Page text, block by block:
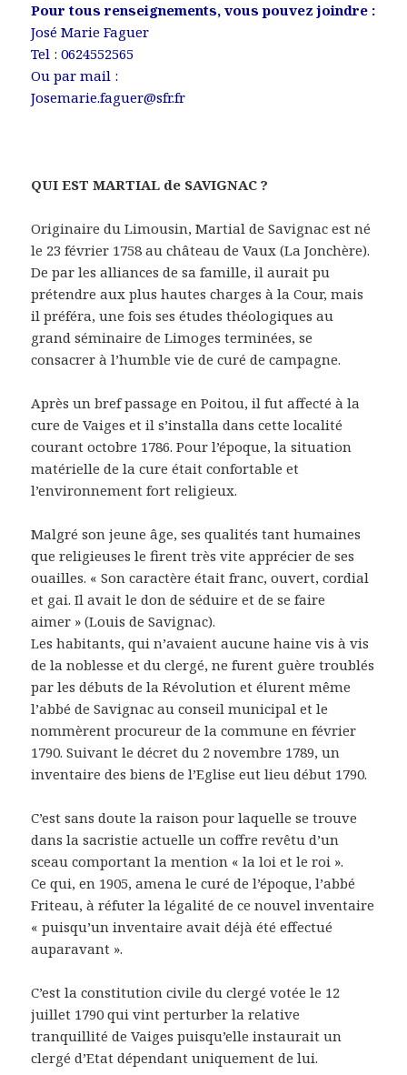
Pour tous renseignements, vous pouvez joindre :
José Marie Faguer
Tel : 0624552565
Ou par mail :
Josemarie.faguer@sfr.fr
QUI EST MARTIAL de SAVIGNAC ?
Originaire du Limousin, Martial de Savignac est né
le 23 février 1758 au château de Vaux (La Jonchère).
De par les alliances de sa famille, il aurait pu
prétendre aux plus hautes charges à la Cour, mais
il préféra, une fois ses études théologiques au
grand séminaire de Limoges terminées, se
consacrer à l’humble vie de curé de campagne.
Après un bref passage en Poitou, il fut affecté à la
cure de Vaiges et il s’installa dans cette localité
courant octobre 1786. Pour l’époque, la situation
matérielle de la cure était confortable et
l’environnement fort religieux.
Malgré son jeune âge, ses qualités tant humaines
que religieuses le firent très vite apprécier de ses
ouailles. « Son caractère était franc, ouvert, cordial
et gai. Il avait le don de séduire et de se faire
aimer » (Louis de Savignac).
Les habitants, qui n’avaient aucune haine vis à vis
de la noblesse et du clergé, ne furent guère troublés
par les débuts de la Révolution et élurent même
l’abbé de Savignac au conseil municipal et le
nommèrent procureur de la commune en février
1790. Suivant le décret du 2 novembre 1789, un
inventaire des biens de l’Eglise eut lieu début 1790.
C’est sans doute la raison pour laquelle se trouve
dans la sacristie actuelle un coffre revêtu d’un
sceau comportant la mention « la loi et le roi ».
Ce qui, en 1905, amena le curé de l’époque, l’abbé
Friteau, à réfuter la légalité de ce nouvel inventaire
« puisqu’un inventaire avait déjà été effectué
auparavant ».
C’est la constitution civile du clergé votée le 12
juillet 1790 qui vint perturber la relative
tranquillité de Vaiges puisqu’elle instaurait un
clergé d’Etat dépendant uniquement de lui.